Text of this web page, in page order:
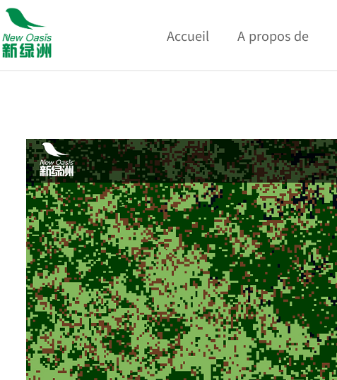
Accueil A propos de